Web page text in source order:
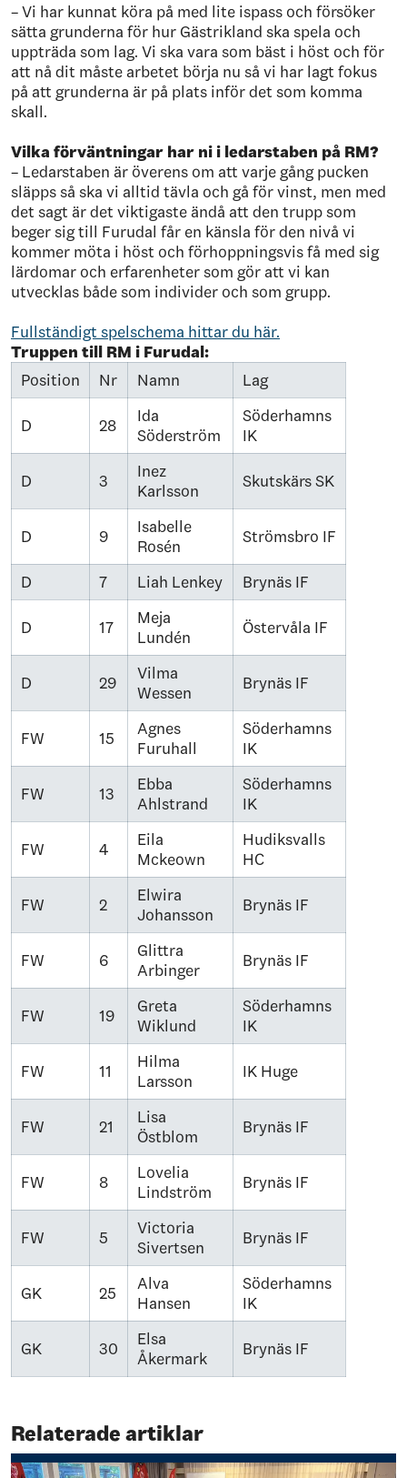
– Vi har kunnat köra på med lite ispass och försöker
sätta grunderna för hur Gästrikland ska spela och
uppträda som lag. Vi ska vara som bäst i höst och för
att nå dit måste arbetet börja nu så vi har lagt fokus
på att grunderna är på plats inför det som komma
skall.
Vilka förväntningar har ni i ledarstaben på RM?
– Ledarstaben är överens om att varje gång pucken
släpps så ska vi alltid tävla och gå för vinst, men med
det sagt är det viktigaste ändå att den trupp som
beger sig till Furudal får en känsla för den nivå vi
kommer möta i höst och förhoppningsvis få med sig
lärdomar och erfarenheter som gör att vi kan
utvecklas både som individer och som grupp.
Fullständigt spelschema hittar du här.
Truppen till RM i Furudal:
Position
Nr Namn Lag
D 28
Ida
Söderström
Söderhamns
IK
D 3
Inez
Karlsson
Skutskärs SK
D 9
Isabelle
Rosén
Strömsbro IF
D 7 Liah Lenkey Brynäs IF
D 17
Meja
Lundén
Östervåla IF
D 29
Vilma
Wessen
Brynäs IF
FW 15
Agnes
Furuhall
Söderhamns
IK
FW 13
Ebba
Ahlstrand
Söderhamns
IK
FW 4
Eila
Mckeown
Hudiksvalls
HC
FW 2
Elwira
Johansson
Brynäs IF
FW 6
Glittra
Arbinger
Brynäs IF
FW 19
Greta
Wiklund
Söderhamns
IK
FW 11
Hilma
Larsson
IK Huge
FW 21
Lisa
Östblom
Brynäs IF
FW 8
Lovelia
Lindström
Brynäs IF
FW 5
Victoria
Sivertsen
Brynäs IF
GK 25
Alva
Hansen
Söderhamns
IK
GK 30
Elsa
Åkermark
Brynäs IF
Relaterade artiklar